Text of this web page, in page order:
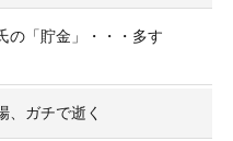
の「貯金」・・・多す
、ガチで逝く